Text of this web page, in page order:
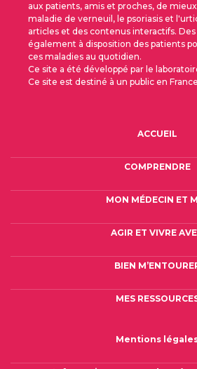
aux patients, amis et proches, de
maladie de verneuil, le psoriasis et
articles et des contenus interactifs.
également à disposition des patients
ces maladies au quotidien.
Ce site a été développé par le
Ce site est destiné à un public en
ACCUEIL
COMPRENDRE
MON MÉDECIN ET
AGIR ET VIVRE
BIEN
MES
Mentions